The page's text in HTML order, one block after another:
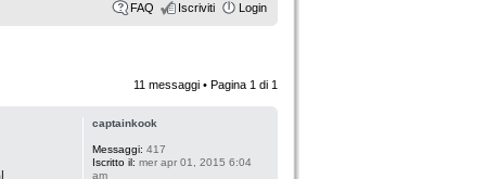
FAQ Iscriviti Login
11 messaggi • Pagina 1 di 1
captainkook
Messaggi: 417
Iscritto il: mer apr 01, 2015 6:04
am